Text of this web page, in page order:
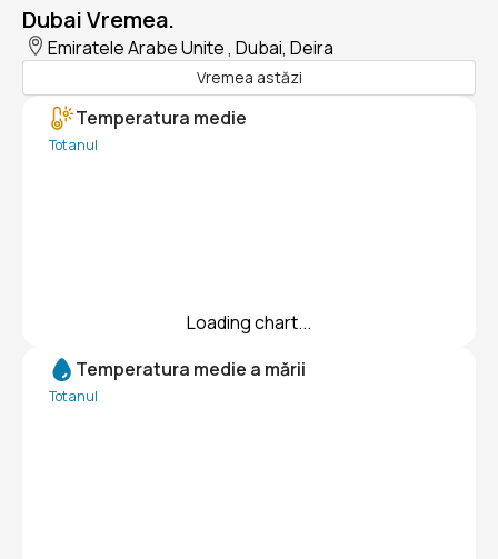
Dubai Vremea.
Emiratele Arabe Unite , Dubai, Deira
Vremea astăzi
Temperatura medie
Tot anul
Loading chart...
Temperatura medie a mării
Tot anul